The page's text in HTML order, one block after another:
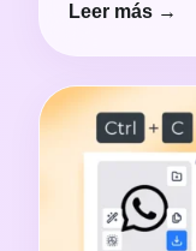
Leer más →